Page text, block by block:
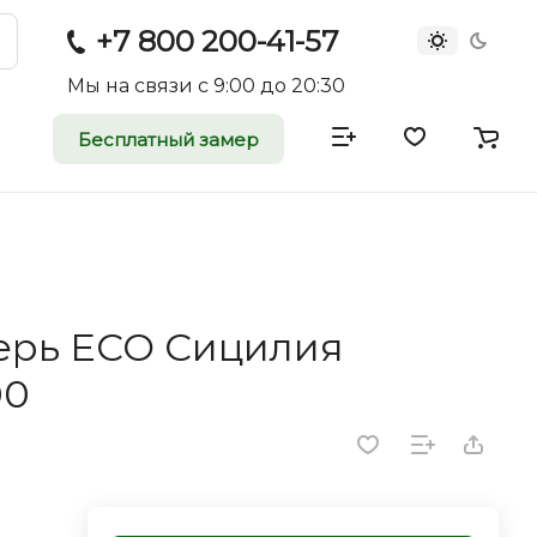
+7 800 200-41-57
Мы на связи с 9:00 до 20:30
Бесплатный замер
ECO Сицилия
и
приглашает к
дизайнеров и